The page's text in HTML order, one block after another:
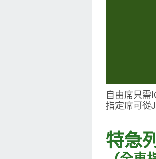
自由席只需
指定席可從
特急